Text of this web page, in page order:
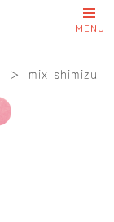
＞ mix-shimizu